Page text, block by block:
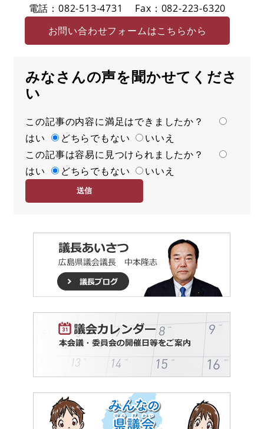
電話：082-513-4731
Fax：082-223-6320
お問い合わせフォームはこちらから
みなさんの声を聞かせてくださ
い
満
足
度
この記事の内容に満足はできましたか？
はい
どちらでもない
いいえ
容
易
この記事は容易に見つけられましたか？
はい
どちらでもない いいえ